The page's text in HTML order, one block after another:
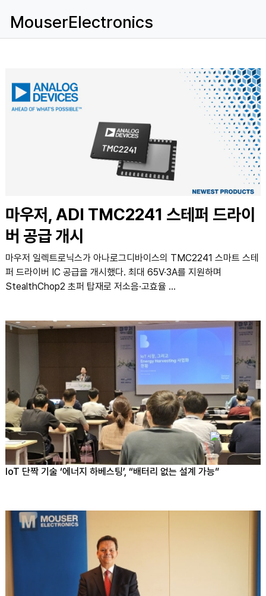
MouserElectronics
마우저, ADI TMC2241 스테퍼 드라이
버 공급 개시
마우저 일렉트로닉스가 아나로그디바이스의 TMC2241 스마트 스테
퍼 드라이버 IC 공급을 개시했다. 최대 65V·3A를 지원하며
StealthChop2 초퍼 탑재로 저소음·고효율 ...
IoT 단짝 기술 ‘에너지 하베스팅’, “배터리 없는 설계 가능”